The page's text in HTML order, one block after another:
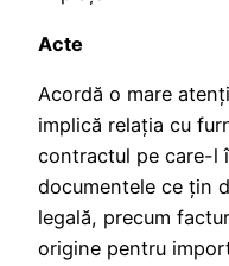
Acte
Acordă o mare
implică relaţia cu
contractul pe care-l
documentele ce ţin
legală, precum
origine pentru